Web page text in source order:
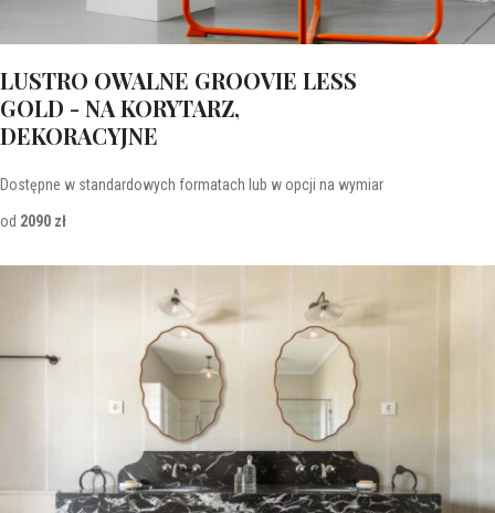
LUSTRO OWALNE GROOVIE LESS
GOLD - NA KORYTARZ,
DEKORACYJNE
Dostępne w standardowych formatach lub w opcji na wymiar
od 2090 zł